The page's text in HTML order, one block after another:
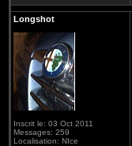
Longshot
Inscrit le: 03 Oct 2011
Messages: 259
Localisation: NIce